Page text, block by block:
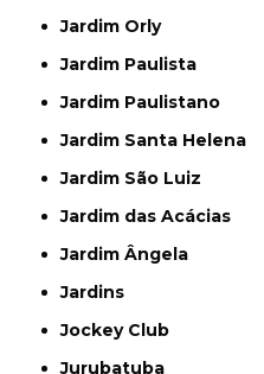
Jardim Orly
Jardim Paulista
Jardim Paulistano
Jardim Santa Helena
Jardim São Luiz
Jardim das Acácias
Jardim Ângela
Jardins
Jockey Club
Jurubatuba